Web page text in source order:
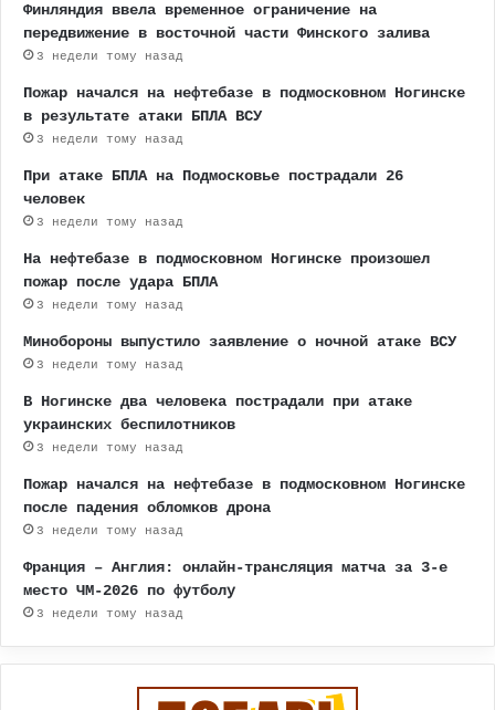
Финляндия ввела временное ограничение на
передвижение в восточной части Финского залива
3 недели тому назад
Пожар начался на нефтебазе в подмосковном Ногинске
в результате атаки БПЛА ВСУ
3 недели тому назад
При атаке БПЛА на Подмосковье пострадали 26
человек
3 недели тому назад
На нефтебазе в подмосковном Ногинске произошел
пожар после удара БПЛА
3 недели тому назад
Минобороны выпустило заявление о ночной атаке ВСУ
3 недели тому назад
В Ногинске два человека пострадали при атаке
украинских беспилотников
3 недели тому назад
Пожар начался на нефтебазе в подмосковном Ногинске
после падения обломков дрона
3 недели тому назад
Франция – Англия: онлайн-трансляция матча за 3-е
место ЧМ-2026 по футболу
3 недели тому назад